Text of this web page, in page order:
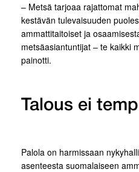
– Metsä tarjoaa rajattomat
kestävän tulevaisuuden
ammattitaitoiset ja
metsäasiantuntijat – te kaikki
painotti.
Talous ei
Palola on harmissaan
asenteesta suomalaiseen